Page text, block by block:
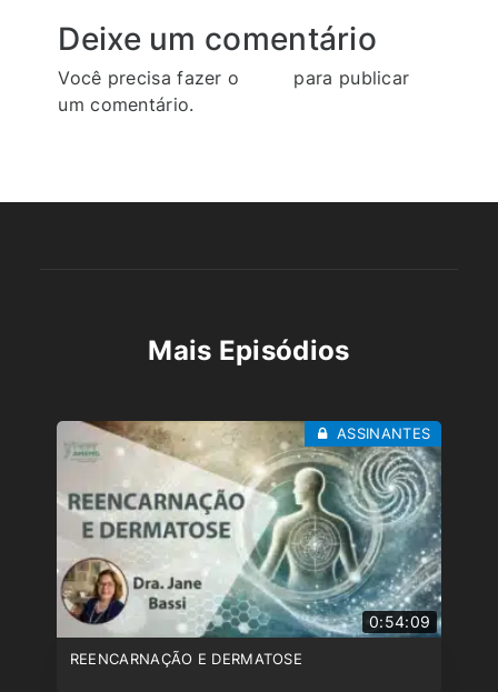
Deixe um comentário
Você precisa fazer o
para publicar
um comentário.
Mais Episódios
0:54:09
REENCARNAÇÃO E DERMATOSE
ASSINANTES